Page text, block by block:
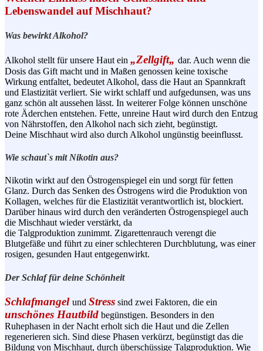
Lebenswandel auf Mischhaut?
Was bewirkt Alkohol?
Alkohol stellt für unsere Haut ein „Zellgift„ dar. Auch wenn die
Dosis das Gift macht und in Maßen genossen keine toxische
Wirkung entfaltet, bedeutet Alkohol, dass die Haut an Spannkraft
und Elastizität verliert. Sie wirkt schlaff und aufgedunsen, was uns
ganz schön alt aussehen lässt. In weiterer Folge können unschöne
rote Äderchen entstehen. Fette, unreine Haut wird durch den Entzug
von Nährstoffen, den Alkohol nach sich zieht, begünstigt.
Deine Mischhaut wird also durch Alkohol ungünstig beeinflusst.
Wie schaut`s mit Nikotin aus?
Nikotin wirkt auf den Östrogenspiegel ein und sorgt für fetten
Glanz. Durch das Senken des Östrogens wird die Produktion von
Kollagen, welches für die Elastizität verantwortlich ist, blockiert.
Darüber hinaus wird durch den veränderten Östrogenspiegel auch
die Mischhaut wieder verstärkt, da
die Talgproduktion zunimmt. Zigarettenrauch verengt die
Blutgefäße und führt zu einer schlechteren Durchblutung, was einer
rosigen, gesunden Haut entgegenwirkt.
Der Schlaf für deine Schönheit
Schlafmangel und Stress sind zwei Faktoren, die ein
unschönes Hautbild begünstigen. Besonders in den
Ruhephasen in der Nacht erholt sich die Haut und die Zellen
regenerieren sich. Sind diese Phasen verkürzt, begünstigt das die
Bildung von Mischhaut, durch überschüssige Talgproduktion. Wie